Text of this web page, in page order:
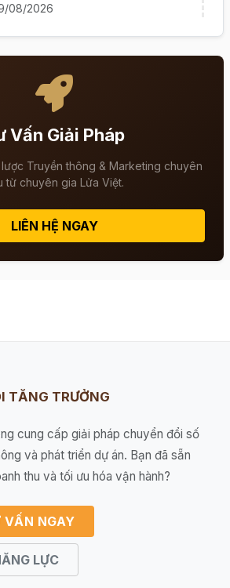
08/2026
Vấn Giải Pháp
Truyền thông & Marketing chuyên
từ chuyên gia Lửa Việt.
LIÊN HỆ NGAY
TĂNG TRƯỞNG
cung cấp giải pháp chuyển đổi số
và phát triển dự án. Bạn đã sẵn
thu và tối ưu hóa vận hành?
NGAY
LỰC